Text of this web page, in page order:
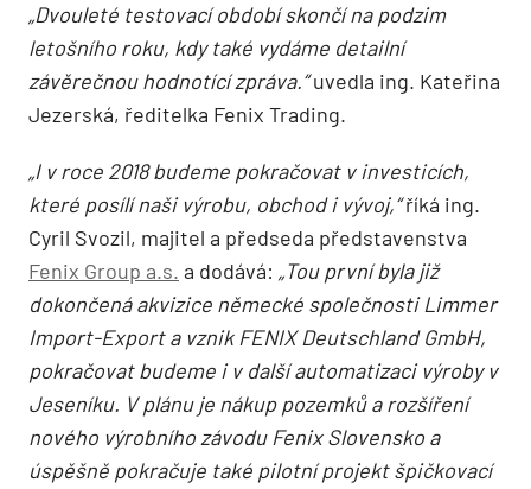
„Dvouleté testovací období skončí na podzim
letošního roku, kdy také vydáme detailní
závěrečnou hodnotící zpráva.“uvedla ing. Kateřina
Jezerská, ředitelka Fenix Trading.
„I v roce 2018 budeme pokračovat v investicích,
které posílí naši výrobu, obchod i vývoj,“říká ing.
Cyril Svozil, majitel a předseda představenstva
Fenix Group a.s. a dodává: „Tou první byla již
dokončená akvizice německé společnosti Limmer
Import-Export a vznik FENIX Deutschland GmbH,
pokračovat budeme i v další automatizaci výroby v
Jeseníku. V plánu je nákup pozemků a rozšíření
nového výrobního závodu Fenix Slovensko a
úspěšně pokračuje také pilotní projekt špičkovací